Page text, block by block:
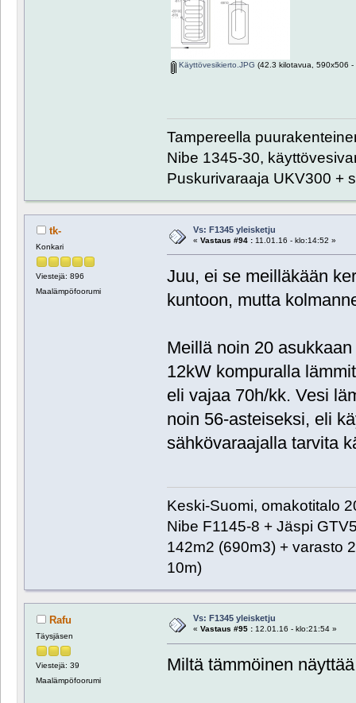
Käyttövesikierto.JPG (42.3 kilotavua, 590x506
Tampereella
Nibe 1345-30,
Puskurivaraaja UKV300 +
tk-
Konkari
Viestejä: 896
Maalämpöfoorumi
Vs: F1345 yleisketju
« Vastaus #94 :11.01.16 - klo:14:52 »
Juu, ei se meilläkään
kuntoon, mutta
Meillä noin 20
12kW kompuralla
eli vajaa 70h/kk. Vesi
noin 56-asteiseksi, eli
sähkövaraajalla tarvita
Keski-Suomi, omakotitalo
Nibe F1145-8 + Jäspi
142m2 (690m3) + varasto
10m)
Rafu
Täysjäsen
Viestejä: 39
Maalämpöfoorumi
Vs: F1345 yleisketju
« Vastaus #95 :12.01.16 - klo:21:54 »
Miltä tämmöinen